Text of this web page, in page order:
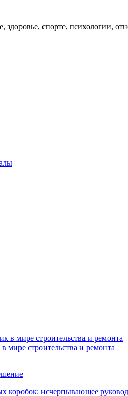
строительства и ремонта